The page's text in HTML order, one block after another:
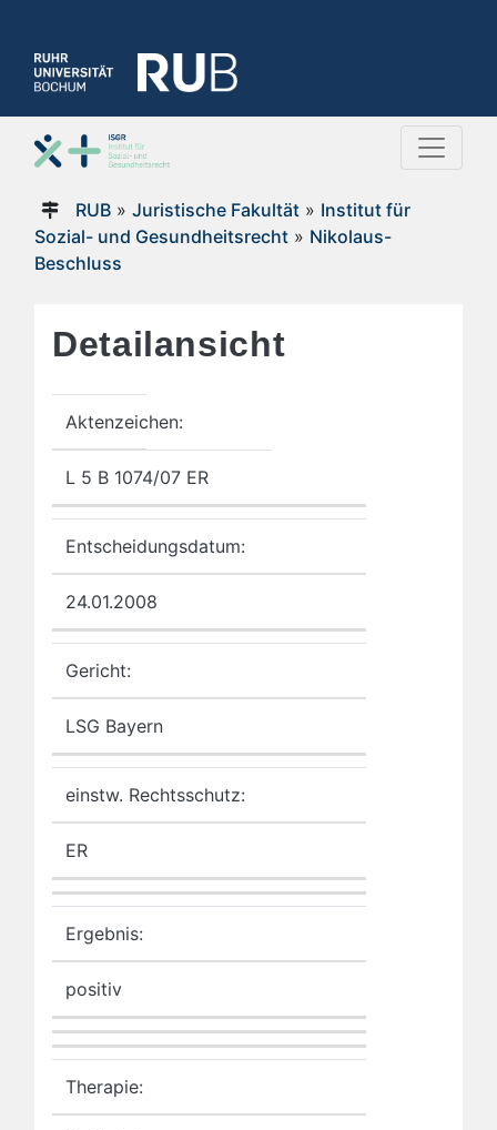
RUB» Juristische Fakultät» Institut für
Sozial- und Gesundheitsrecht » Nikolaus-
Beschluss
Detailansicht
Aktenzeichen:
L 5 B 1074/07 ER
Entscheidungsdatum:
24.01.2008
Gericht:
LSG Bayern
einstw. Rechtsschutz:
ER
Ergebnis:
positiv
Therapie: